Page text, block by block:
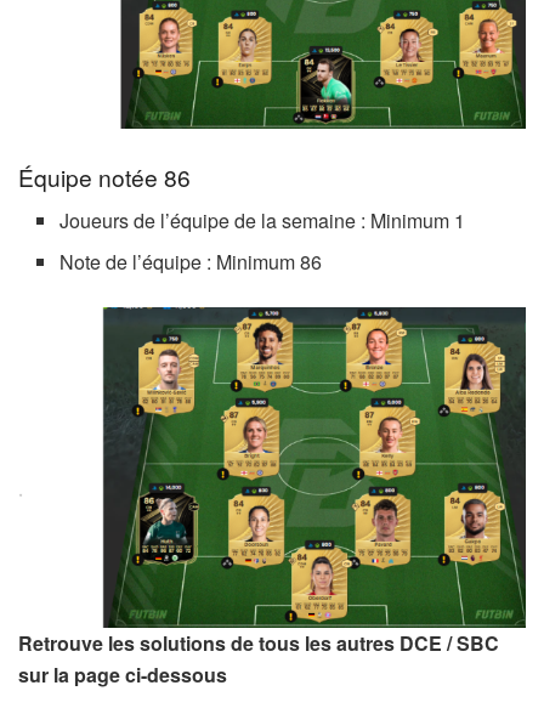
Équipe notée 86
Joueurs de l’équipe de la semaine : Minimum 1
Note de l’équipe : Minimum 86
Retrouve les solutions de tous les autres DCE / SBC
sur la page ci-dessous